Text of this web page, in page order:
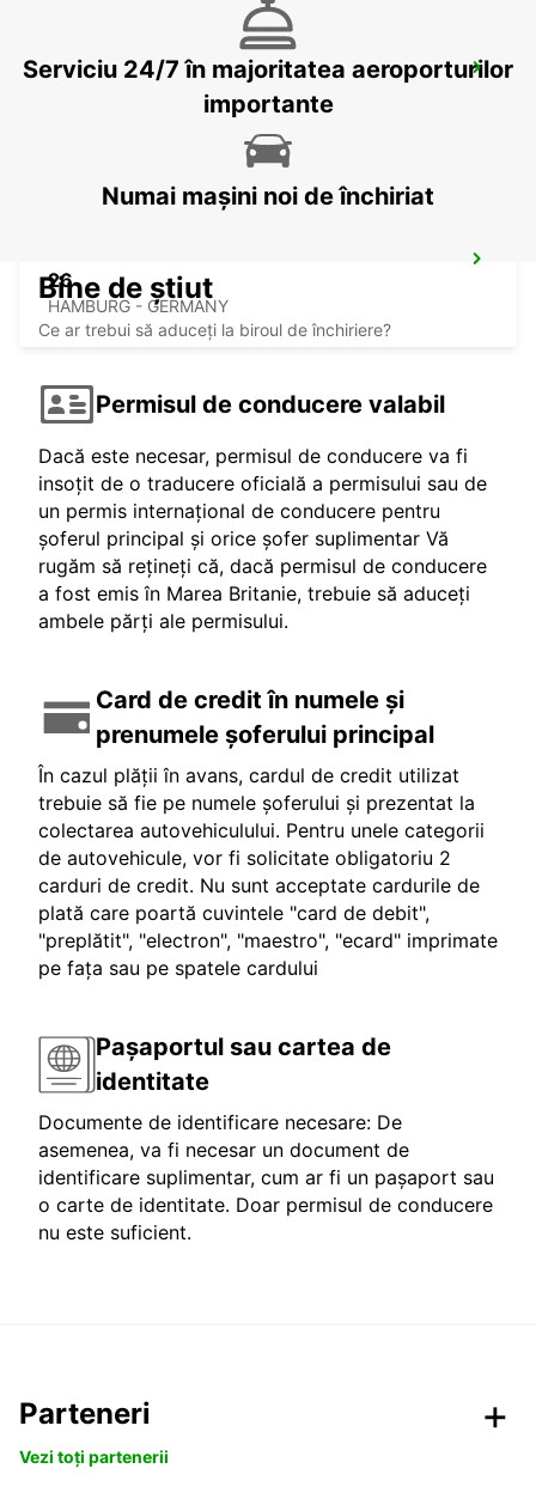
NORDERSTEDT NEW FROM 01 01 2027
NORDERSTEDT - GERMANY
26
HAMBURG - GERMANY
Serviciu 24/7 în majoritatea aeroporturilor
importante
Numai mașini noi de închiriat
Bine de știut
Ce ar trebui să aduceți la biroul de închiriere?
Permisul de conducere valabil
Dacă este necesar, permisul de conducere va fi
insoțit de o traducere oficială a permisului sau de
un permis internațional de conducere pentru
șoferul principal și orice șofer suplimentar Vă
rugăm să rețineți că, dacă permisul de conducere
a fost emis în Marea Britanie, trebuie să aduceți
ambele părți ale permisului.
Card de credit în numele și
prenumele șoferului principal
În cazul plății în avans, cardul de credit utilizat
trebuie să fie pe numele șoferului și prezentat la
colectarea autovehiculului. Pentru unele categorii
de autovehicule, vor fi solicitate obligatoriu 2
carduri de credit. Nu sunt acceptate cardurile de
plată care poartă cuvintele "card de debit",
"preplătit", "electron", "maestro", "ecard" imprimate
pe fața sau pe spatele cardului
Pașaportul sau cartea de
identitate
Documente de identificare necesare: De
asemenea, va fi necesar un document de
identificare suplimentar, cum ar fi un pașaport sau
o carte de identitate. Doar permisul de conducere
nu este suficient.
Parteneri
Vezi toți partenerii